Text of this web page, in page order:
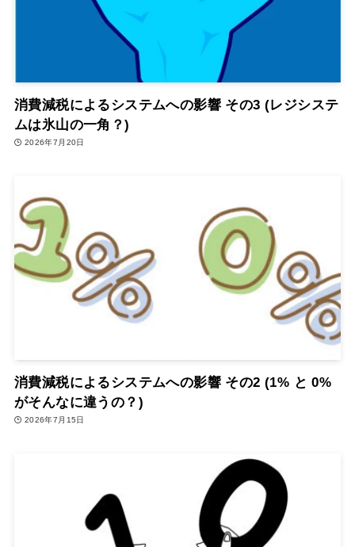
消費減税によるシステムへの影響 その3 (レジシステ
ムは氷山の一角？)
2026年7月20日
消費減税によるシステムへの影響 その2 (1% と 0%
がそんなに違うの？)
2026年7月15日